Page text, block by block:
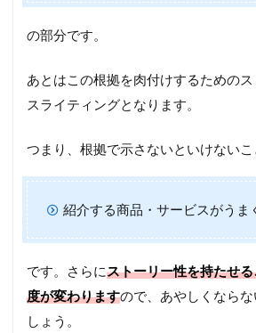
の部分です。
あとはこの根拠を肉付けするための
スライティングとなります。
つまり、根拠で示さないといけないこ
紹介する商品・サービスがうま
です。さらにストーリー性を持たせ
度が変わりますので、あやしくなら
しょう。